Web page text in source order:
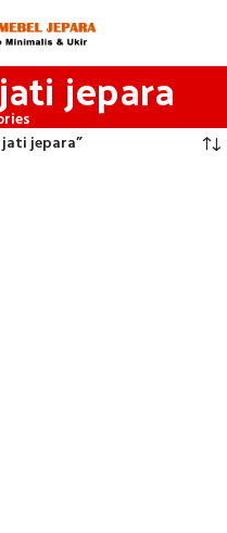
jepara
jepara”